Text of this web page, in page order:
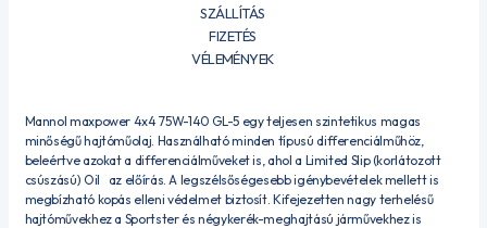
SZÁLLÍTÁS
FIZETÉS
VÉLEMÉNYEK
Mannol maxpower 4x4 75W-140 GL-5 egy teljesen szintetikus magas
minőségű hajtóműolaj. Használható minden típusú differenciálműhöz,
beleértve azokat a differenciálműveket is, ahol a Limited Slip (korlátozott
csúszású) Oil az előírás. A legszélsőségesebb igénybevételek mellett is
megbízható kopás elleni védelmet biztosít. Kifejezetten nagy terhelésű
hajtóművekhez a Sportster és négykerék-meghajtású járművekhez is